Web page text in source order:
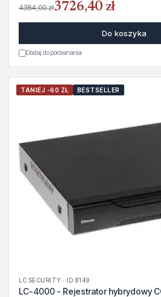
4384,00 zł3726,40 zł
Do koszyka
Dodaj do porównania
TANIEJ -60 ZŁ BESTSELLER
LC SECURITY · ID 8149
LC-4000 - Rejestrator hybrydowy